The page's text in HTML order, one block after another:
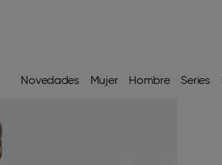
Novedades Mujer Hombre Series